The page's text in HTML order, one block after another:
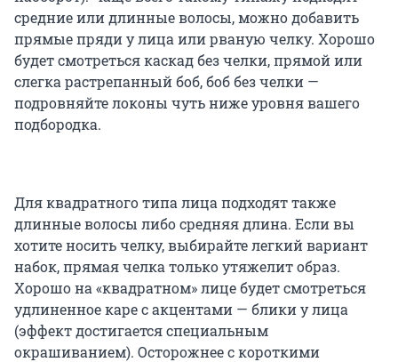
средние или длинные волосы, можно добавить
прямые пряди у лица или рваную челку. Хорошо
будет смотреться каскад без челки, прямой или
слегка растрепанный боб, боб без челки —
подровняйте локоны чуть ниже уровня вашего
подбородка.
Для квадратного типа лица подходят также
длинные волосы либо средняя длина. Если вы
хотите носить челку, выбирайте легкий вариант
набок, прямая челка только утяжелит образ.
Хорошо на «квадратном» лице будет смотреться
удлиненное каре с акцентами — блики у лица
(эффект достигается специальным
окрашиванием). Осторожнее с короткими